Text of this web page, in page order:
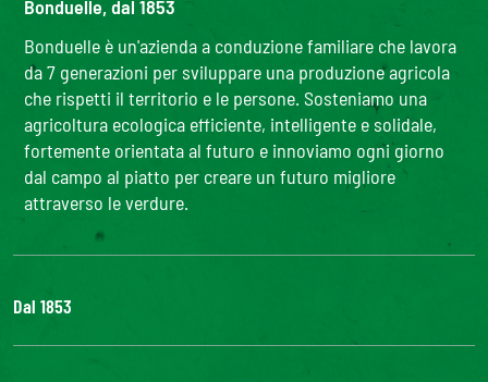
Bonduelle, dal 1853
Bonduelle è un'azienda a conduzione familiare che lavora
da 7 generazioni per sviluppare una produzione agricola
che rispetti il territorio e le persone. Sosteniamo una
agricoltura ecologica efficiente, intelligente e solidale,
fortemente orientata al futuro e innoviamo ogni giorno
dal campo al piatto per creare un futuro migliore
attraverso le verdure.
Dal 1853
Il Gruppo